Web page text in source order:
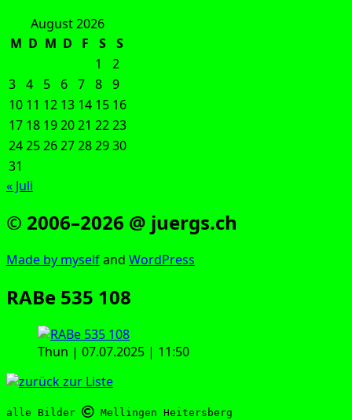
August 2026
M D M D F S
S
1
2
3 4 5 6 7 8 9
10 11 12 13 14 15 16
17 18 192021 2223
24252627282930
31
« Juli
© 2006–2026 @ juergs.ch
Made by mys­elfand Word­Press
RABe 535 108
Thun | 07.07.2025 | 11:50
alle Bilder Mellingen Heitersberg